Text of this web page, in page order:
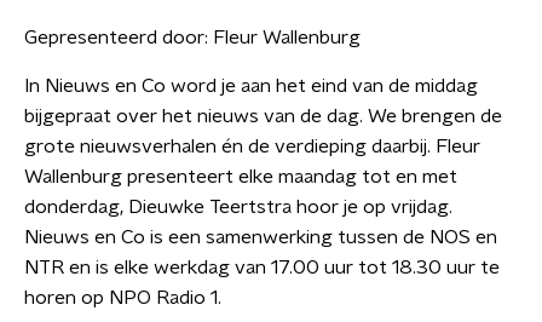
Gepresenteerd door: Fleur Wallenburg
In Nieuws en Co word je aan het eind van de middag
bijgepraat over het nieuws van de dag. We brengen de
grote nieuwsverhalen én de verdieping daarbij. Fleur
Wallenburg presenteert elke maandag tot en met
donderdag, Dieuwke Teertstra hoor je op vrijdag.
Nieuws en Co is een samenwerking tussen de NOS en
NTR en is elke werkdag van 17.00 uur tot 18.30 uur te
horen op NPO Radio 1.